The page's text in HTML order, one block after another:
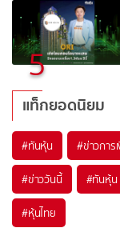
5
แท็กยอดนิยม
#ทันหุ้น #ข่าวการ
#ข่าววันนี้ #ทันหุ้น
#หุ้นไทย